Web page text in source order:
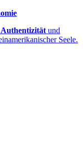
Authentizität und
Seele.